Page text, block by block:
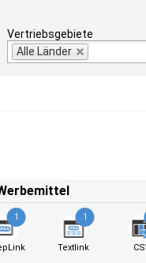
Vertriebsgebiete
Alle Länder
1 1
Textlink